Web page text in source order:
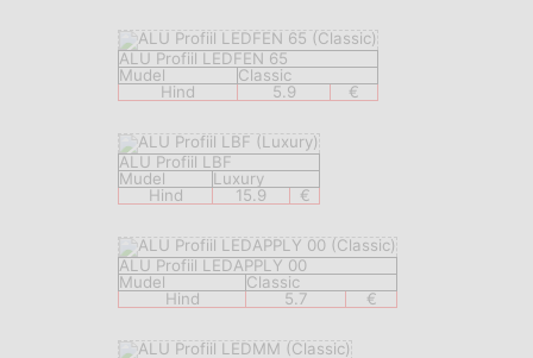
ALU Profiil LEDFEN 65
Mudel
Classic
Hind
5.9 €
ALU Profiil LBF
Mudel
Luxury
Hind
15.9 €
ALU Profiil LEDAPPLY 00
Mudel
Classic
Hind
5.7 €